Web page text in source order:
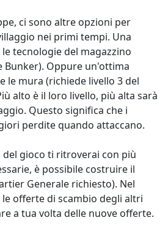
ci sono altre opzioni per
nei primi tempi. Una
tecnologie del magazzino
Bunker). Oppure un'ottima
le mura (richiede livello 3 del
alto è il loro livello, più alta sarà
Questo significa che i
perdite quando attaccano.
gioco ti ritroverai con più
è possibile costruire il
Generale richiesto). Nel
offerte di scambio degli altri
a tua volta delle nuove offerte.